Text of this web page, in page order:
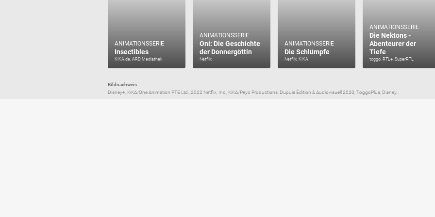
ANIMATIONSSERIE
Insectibles
KiKA.de, ARD Mediathek
ANIMATIONSSERIE
Oni: Die Geschichte
der Donnergöttin
Netflix
ANIMATIONSSERIE
Die Schlümpfe
Netflix, KiKA
ANIMATIONSSERIE
Die Nektons -
Abenteurer der
Tiefe
toggo, RTL+, SuperRTL
Bildnachweis
Disney+, KiKA/One Animation PTE Ltd., 2022 Netflix, Inc., KiKA/Peyo Productions, Dupuis Édition & Audiovisuell 2020, ToggoPlus, Disney...